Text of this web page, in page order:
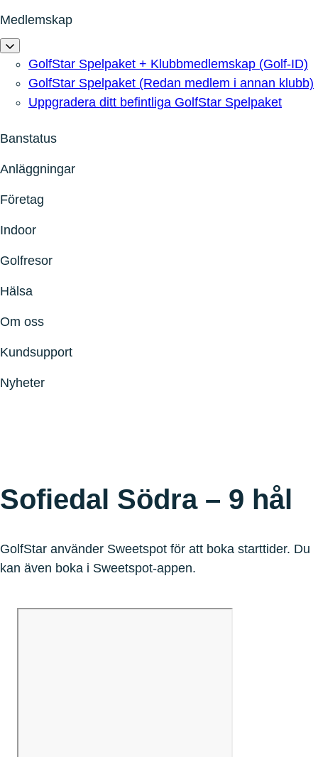
Medlemskap
GolfStar Spelpaket + Klubbmedlemskap (Golf-ID)
GolfStar Spelpaket (Redan medlem i annan klubb)
Uppgradera ditt befintliga GolfStar Spelpaket
Banstatus
Anläggningar
Företag
Indoor
Golfresor
Hälsa
Om oss
Kundsupport
Nyheter
Sofiedal Södra – 9 hål
GolfStar använder Sweetspot för att boka starttider. Du
kan även boka i Sweetspot-appen.